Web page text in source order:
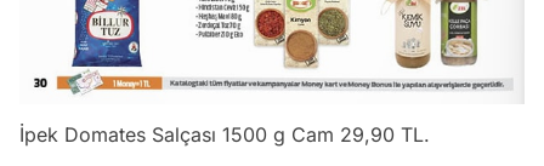
İpek Domates Salçası 1500 g Cam 29,90 TL.